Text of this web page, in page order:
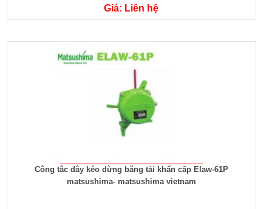
Giá: Liên hệ
Công tắc dây kéo dừng băng tải khẩn cấp Elaw-61P
matsushima- matsushima vietnam